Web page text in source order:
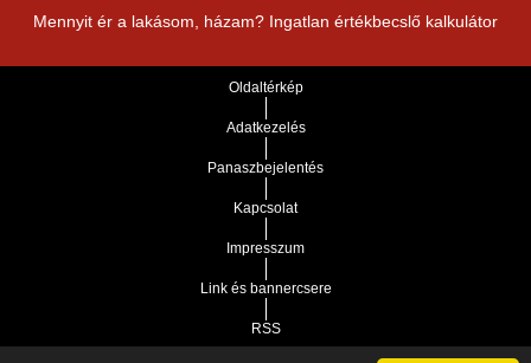
Mennyit ér a lakásom, házam? Ingatlan értékbecslő kalkulátor
Oldaltérkép
Adatkezelés
Panaszbejelentés
Kapcsolat
Impresszum
Link és bannercsere
RSS